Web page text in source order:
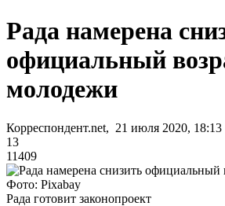
Рада намерена
официальный
молодежи
Корреспондент.net, 21 июля 2020, 18:13
13
11409
Фото: Pixabay
Рада готовит законопроект